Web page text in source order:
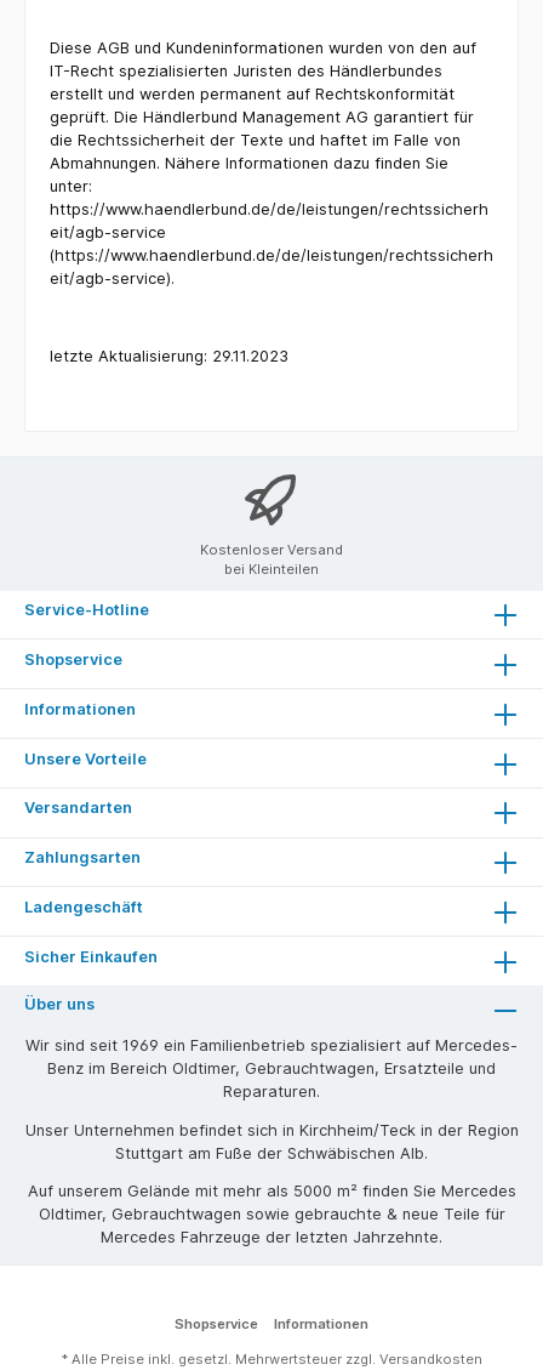
Diese AGB und Kundeninformationen wurden von den auf
IT-Recht spezialisierten Juristen des Händlerbundes
erstellt und werden permanent auf Rechtskonformität
geprüft. Die Händlerbund Management AG garantiert für
die Rechtssicherheit der Texte und haftet im Falle von
Abmahnungen. Nähere Informationen dazu finden Sie
unter:
https://www.haendlerbund.de/de/leistungen/rechtssicherh
eit/agb-service
(https://www.haendlerbund.de/de/leistungen/rechtssicherh
eit/agb-service).
letzte Aktualisierung: 29.11.2023
Kostenloser Versand
bei Kleinteilen
Service-Hotline
Shopservice
Informationen
Unsere Vorteile
Versandarten
Zahlungsarten
Ladengeschäft
Sicher Einkaufen
Über uns
Wir sind seit 1969 ein Familienbetrieb spezialisiert auf Mercedes-
Benz im Bereich Oldtimer, Gebrauchtwagen, Ersatzteile und
Reparaturen.
Unser Unternehmen befindet sich in Kirchheim/Teck in der Region
Stuttgart am Fuße der Schwäbischen Alb.
Auf unserem Gelände mit mehr als 5000 m² finden Sie Mercedes
Oldtimer, Gebrauchtwagen sowie gebrauchte & neue Teile für
Mercedes Fahrzeuge der letzten Jahrzehnte.
Shopservice Informationen
* Alle Preise inkl. gesetzl. Mehrwertsteuer zzgl. Versandkosten